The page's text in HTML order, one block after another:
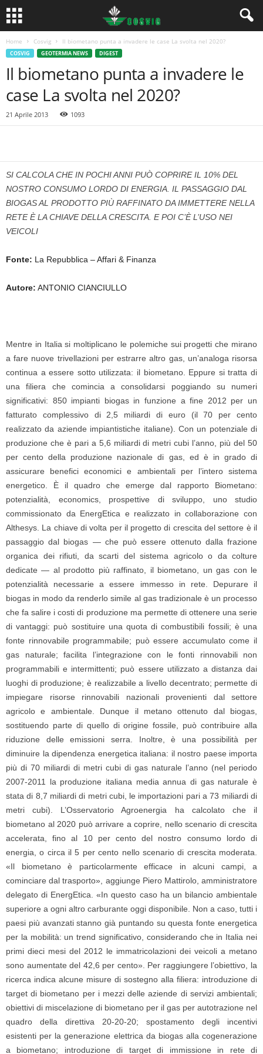
Home Cosvig Il biometano punta a invadere le case La svolta nel 2020?
COSVIG GEOTERMIA NEWS DIGEST
Il biometano punta a invadere le
case La svolta nel 2020?
21 Aprile 2013 1093
SI CALCOLA CHE IN POCHI ANNI PUÒ COPRIRE IL 10% DEL
NOSTRO CONSUMO LORDO DI ENERGIA. IL PASSAGGIO DAL
BIOGAS AL PRODOTTO PIÙ RAFFINATO DA IMMETTERE NELLA
RETE È LA CHIAVE DELLA CRESCITA. E POI C’È L’USO NEI
VEICOLI
Fonte: La Repubblica – Affari & Finanza
Autore: ANTONIO CIANCIULLO
Mentre in Italia si moltiplicano le polemiche sui progetti che mirano
a fare nuove trivellazioni per estrarre altro gas, un’analoga risorsa
continua a essere sotto utilizzata: il biometano. Eppure si tratta di
una filiera che comincia a consolidarsi poggiando su numeri
significativi: 850 impianti biogas in funzione a fine 2012 per un
fatturato complessivo di 2,5 miliardi di euro (il 70 per cento
realizzato da aziende impiantistiche italiane). Con un potenziale di
produzione che è pari a 5,6 miliardi di metri cubi l’anno, più del 50
per cento della produzione nazionale di gas, ed è in grado di
assicurare benefici economici e ambientali per l’intero sistema
energetico. È il quadro che emerge dal rapporto Biometano:
potenzialità, economics, prospettive di sviluppo, uno studio
commissionato da EnergEtica e realizzato in collaborazione con
Althesys. La chiave di volta per il progetto di crescita del settore è il
passaggio dal biogas — che può essere ottenuto dalla frazione
organica dei rifiuti, da scarti del sistema agricolo o da colture
dedicate — al prodotto più raffinato, il biometano, un gas con le
potenzialità necessarie a essere immesso in rete. Depurare il
biogas in modo da renderlo simile al gas tradizionale è un processo
che fa salire i costi di produzione ma permette di ottenere una serie
di vantaggi: può sostituire una quota di combustibili fossili; è una
fonte rinnovabile programmabile; può essere accumulato come il
gas naturale; facilita l’integrazione con le fonti rinnovabili non
programmabili e intermittenti; può essere utilizzato a distanza dai
luoghi di produzione; è realizzabile a livello decentrato; permette di
impiegare risorse rinnovabili nazionali provenienti dal settore
agricolo e ambientale. Dunque il metano ottenuto dal biogas,
sostituendo parte di quello di origine fossile, può contribuire alla
riduzione delle emissioni serra. Inoltre, è una possibilità per
diminuire la dipendenza energetica italiana: il nostro paese importa
più di 70 miliardi di metri cubi di gas naturale l’anno (nel periodo
2007-2011 la produzione italiana media annua di gas naturale è
stata di 8,7 miliardi di metri cubi, le importazioni pari a 73 miliardi di
metri cubi). L’Osservatorio Agroenergia ha calcolato che il
biometano al 2020 può arrivare a coprire, nello scenario di crescita
accelerata, fino al 10 per cento del nostro consumo lordo di
energia, o circa il 5 per cento nello scenario di crescita moderata.
«Il biometano è particolarmente efficace in alcuni campi, a
cominciare dal trasporto», aggiunge Piero Mattirolo, amministratore
delegato di EnergEtica. «In questo caso ha un bilancio ambientale
superiore a ogni altro carburante oggi disponibile. Non a caso, tutti i
paesi più avanzati stanno già puntando su questa fonte energetica
per la mobilità: un trend significativo, considerando che in Italia nei
primi dieci mesi del 2012 le immatricolazioni dei veicoli a metano
sono aumentate del 42,6 per cento». Per raggiungere l’obiettivo, la
ricerca indica alcune misure di sostegno alla filiera: introduzione di
target di biometano per i mezzi delle aziende di servizi ambientali;
obiettivi di miscelazione di biometano per il gas per autotrazione nel
quadro della direttiva 20-20-20; spostamento degli incentivi
esistenti per la generazione elettrica da biogas alla cogenerazione
a biometano; introduzione di target di immissione in rete di